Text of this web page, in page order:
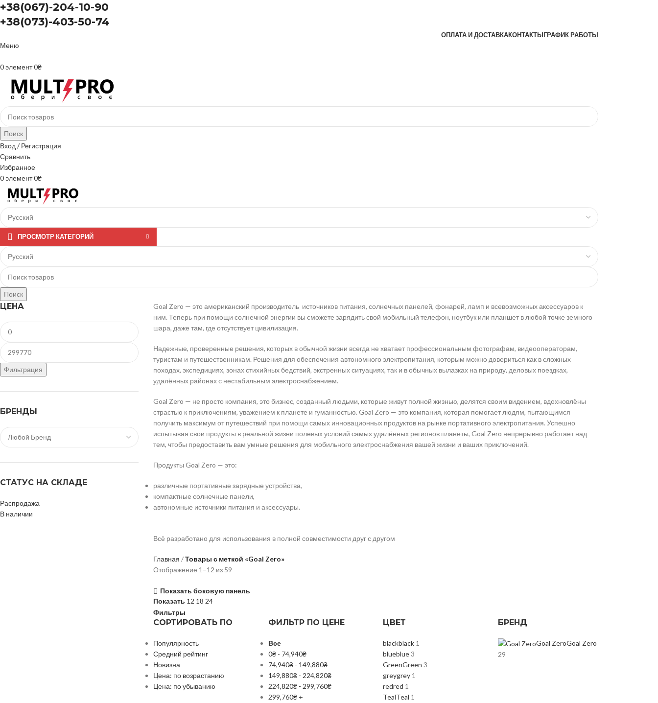
+38(067)-204-10-90
+38(073)-403-50-74
ОПЛАТА И ДОСТАВКАКОНТАКТЫГРАФИК РАБОТЫ
Меню
0элемент0₴
Поиск
Вход / Регистрация
Сравнить
Избранное
0элемент0₴
ПРОСМОТР КАТЕГОРИЙ
Поиск
ЦЕНА
Фильтрация
БРЕНДЫ
СТАТУС НА СКЛАДЕ
Распродажа
В наличии
Goal Zero — это американский производитель источников питания, солнечных панелей, фонарей, ламп и всевозможных аксессуаров к
ним. Теперь при помощи солнечной энергии вы сможете зарядить свой мобильный телефон, ноутбук или планшет в любой точке земного
шара, даже там, где отсутствует цивилизация.
Надежные, проверенные решения, которых в обычной жизни всегда не хватает профессиональным фотографам, видеооператорам,
туристам и путешественникам. Решения для обеспечения автономного электропитания, которым можно довериться как в сложных
походах, экспедициях, зонах стихийных бедствий, экстренных ситуациях, так и в обычных вылазках на природу, деловых поездках,
удалённых районах с нестабильным электроснабжением.
Goal Zero — не просто компания, это бизнес, созданный людьми, которые живут полной жизнью, делятся своим видением, вдохновлёны
страстью к приключениям, уважением к планете и гуманностью. Goal Zero — это компания, которая помогает людям, пытающимся
получить максимум от путешествий при помощи самых инновационных продуктов на рынке портативного электропитания. Успешно
испытывая свои продукты в реальной жизни полевых условий самых удалённых регионов планеты, Goal Zero непрерывно работает над
тем, чтобы предоставить вам умные решения для мобильного электроснабжения вашей жизни и ваших приключений.
Продукты Goal Zero — это:
различные портативные зарядные устройства,
компактные солнечные панели,
автономные источники питания и аксессуары.
Всё разработано для использования в полной совместимости друг с другом
Главная
Товары с меткой «Goal Zero»
Отображение 1–12 из 59
Показать боковую панель
Показать 12 18 24
Фильтры
СОРТИРОВАТЬ ПО
Популярность
Средний рейтинг
Новизна
Цена: по возрастанию
Цена: по убыванию
ФИЛЬТР ПО ЦЕНЕ
Все
0₴- 74,940₴
74,940₴- 149,880₴
149,880₴- 224,820₴
224,820₴- 299,760₴
299,760₴+
ЦВЕТ
blackblack 1
blueblue 3
GreenGreen 3
greygrey 1
redred 1
TealTeal 1
БРЕНД
Goal ZeroGoal Zero
29